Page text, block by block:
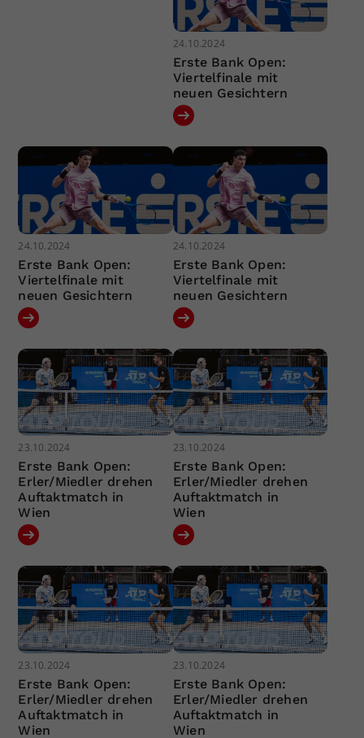
24.10.2024
Erste Bank Open:
Viertelfinale mit
neuen Gesichtern
24.10.2024
Erste Bank Open:
Viertelfinale mit
neuen Gesichtern
24.10.2024
Erste Bank Open:
Viertelfinale mit
neuen Gesichtern
23.10.2024
Erste Bank Open:
Erler/Miedler drehen
Auftaktmatch in
Wien
23.10.2024
Erste Bank Open:
Erler/Miedler drehen
Auftaktmatch in
Wien
23.10.2024
Erste Bank Open:
Erler/Miedler drehen
Auftaktmatch in
Wien
23.10.2024
Erste Bank Open:
Erler/Miedler drehen
Auftaktmatch in
Wien